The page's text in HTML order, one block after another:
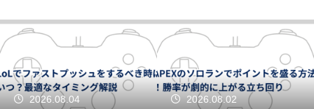
2026.08.04 2026.08.02